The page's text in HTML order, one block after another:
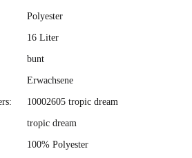
Polyester
16 Liter
bunt
Erwachsene
10002605 tropic dream
tropic dream
100% Polyester